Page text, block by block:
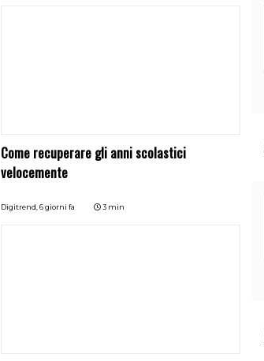
Come recuperare gli anni scolastici
velocemente
Digitrend,6 giorni fa 3 min